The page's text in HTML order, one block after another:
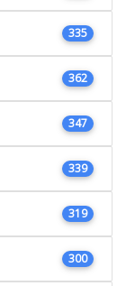
335
362
347
339
319
300